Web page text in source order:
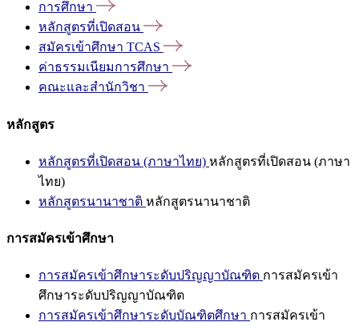
การศึกษา
หลักสูตรที่เปิดสอน
สมัครเข้าศึกษา TCAS
ค่าธรรมเนียมการศึกษา
คณะและสำนักวิชา
หลักสูตร
หลักสูตรที่เปิดสอน (ภาษาไทย) หลักสูตรที่เปิดสอน (ภาษา
ไทย)
หลักสูตรนานาชาติ หลักสูตรนานาชาติ
การสมัครเข้าศึกษา
การสมัครเข้าศึกษาระดับปริญญาบัณฑิต การสมัครเข้า
ศึกษาระดับปริญญาบัณฑิต
การสมัครเข้าศึกษาระดับบัณฑิตศึกษา การสมัครเข้า